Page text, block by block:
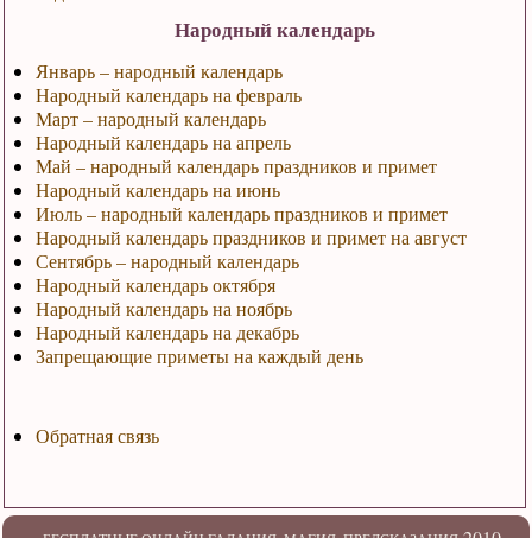
Народный календарь
Январь – народный календарь
Народный календарь на февраль
Март – народный календарь
Народный календарь на апрель
Май – народный календарь праздников и примет
Народный календарь на июнь
Июль – народный календарь праздников и примет
Народный календарь праздников и примет на август
Сентябрь – народный календарь
Народный календарь октября
Народный календарь на ноябрь
Народный календарь на декабрь
Запрещающие приметы на каждый день
Обратная связь